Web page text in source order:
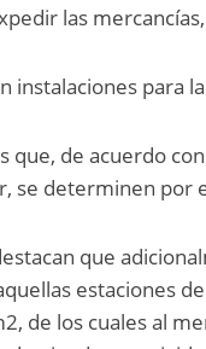
las
instalaciones para
que, de acuerdo
se determinen por
que
estaciones
de los cuales al